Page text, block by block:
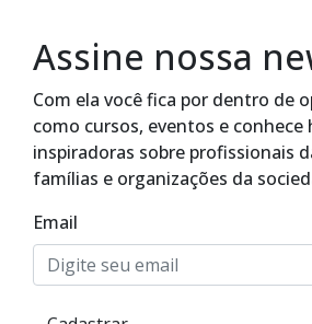
Assine nossa
Com ela você fica por dentro de
como cursos, eventos e conhece
inspiradoras sobre profissionais
famílias e organizações da
Email